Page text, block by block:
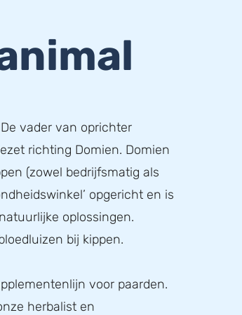
vader van oprichter
richting Domien. Domien
(zowel bedrijfsmatig als
opgericht en is
oplossingen.
bij kippen.
voor paarden.
herbalist en